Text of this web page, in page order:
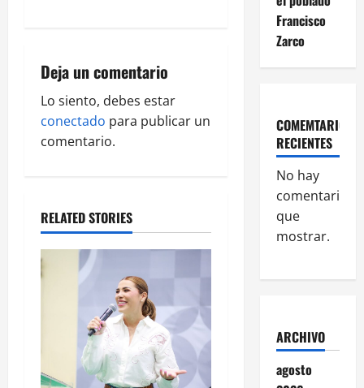
g
a
t
o
n
Deja un comentario
Lo siento, debes estar
conectado para publicar un
comentario.
RELATED STORIES
Francisco
Zarco
COMEMTARIOS
RECIENTES
No hay
comentarios
que
mostrar.
ARCHIVO
agosto